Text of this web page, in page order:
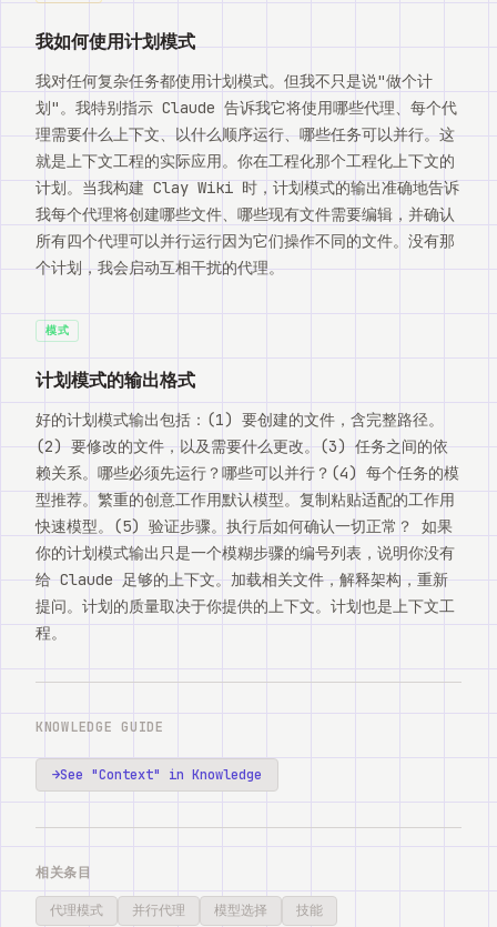
我如何使用计划模式
我对任何复杂任务都使用计划模式。但我不只是说"做个计
划"。我特别指示 Claude 告诉我它将使用哪些代理、每个代
理需要什么上下文、以什么顺序运行、哪些任务可以并行。这
就是上下文工程的实际应用。你在工程化那个工程化上下文的
计划。当我构建 Clay Wiki 时，计划模式的输出准确地告诉
我每个代理将创建哪些文件、哪些现有文件需要编辑，并确认
所有四个代理可以并行运行因为它们操作不同的文件。没有那
个计划，我会启动互相干扰的代理。
模式
计划模式的输出格式
好的计划模式输出包括：(1) 要创建的文件，含完整路径。
(2) 要修改的文件，以及需要什么更改。(3) 任务之间的依
赖关系。哪些必须先运行？哪些可以并行？(4) 每个任务的模
型推荐。繁重的创意工作用默认模型。复制粘贴适配的工作用
快速模型。(5) 验证步骤。执行后如何确认一切正常？ 如果
你的计划模式输出只是一个模糊步骤的编号列表，说明你没有
给 Claude 足够的上下文。加载相关文件，解释架构，重新
提问。计划的质量取决于你提供的上下文。计划也是上下文工
程。
KNOWLEDGE GUIDE
→See "Context" in Knowledge
相关条目
代理模式 并行代理 模型选择 技能